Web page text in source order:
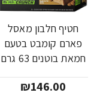
חטיף חלבון מאסל
פארם קומבט בטעם
חמאת בוטנים 63 גרם
MusclePharm
₪146.00